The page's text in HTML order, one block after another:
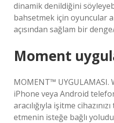
dinamik denildiğini
bahsetmek için oyuncular
açısından sağlam bir
Moment
MOMENT™ UYGULAMASI.
iPhone veya Android
aracılığıyla işitme
etmenin isteğe bağlı